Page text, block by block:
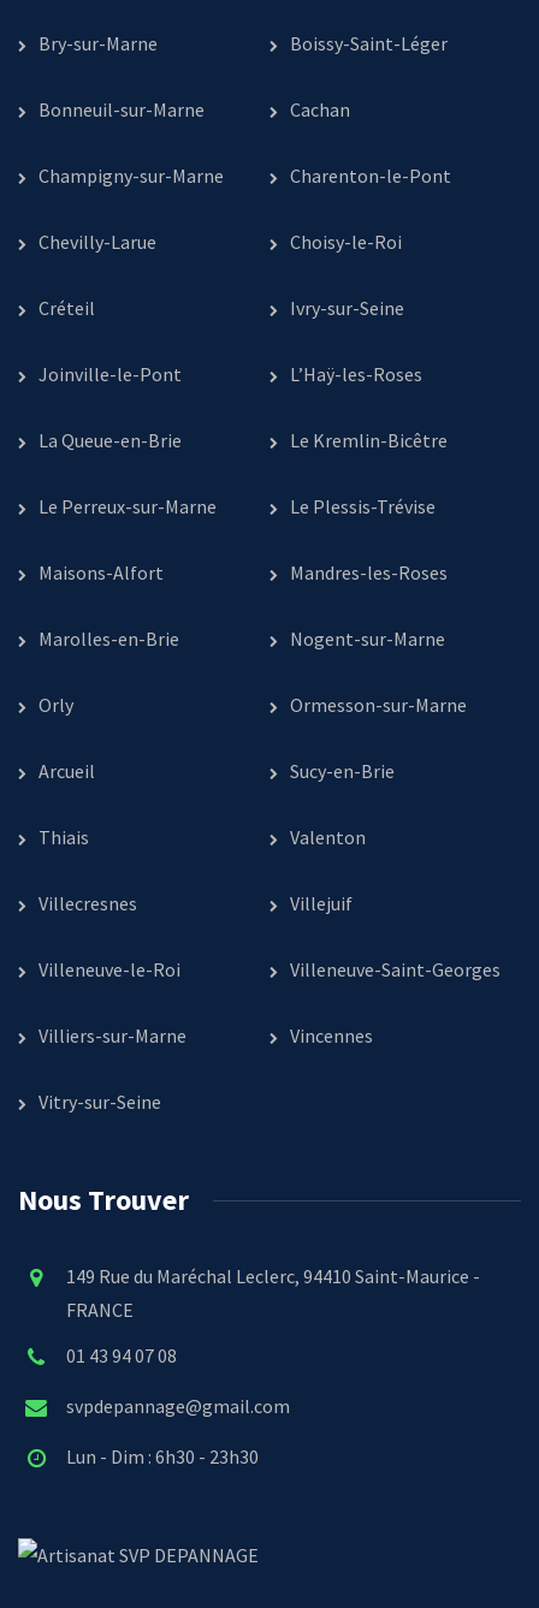
Bry-sur-Marne Boissy-Saint-Léger
Bonneuil-sur-Marne Cachan
Champigny-sur-Marne Charenton-le-Pont
Chevilly-Larue Choisy-le-Roi
Créteil Ivry-sur-Seine
Joinville-le-Pont L’Haÿ-les-Roses
La Queue-en-Brie Le Kremlin-Bicêtre
Le Perreux-sur-Marne Le Plessis-Trévise
Maisons-Alfort Mandres-les-Roses
Marolles-en-Brie Nogent-sur-Marne
Orly Ormesson-sur-Marne
Arcueil Sucy-en-Brie
Thiais Valenton
Villecresnes Villejuif
Villeneuve-le-Roi Villeneuve-Saint-Georges
Villiers-sur-Marne Vincennes
Vitry-sur-Seine
Nous Trouver
149 Rue du Maréchal Leclerc, 94410 Saint-Maurice -
FRANCE
01 43 94 07 08
svpdepannage@gmail.com
Lun - Dim : 6h30 - 23h30
SVP DEPANNAGE